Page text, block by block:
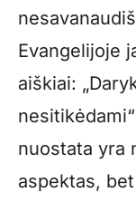
Evangelijoje
aiškiai:
nuostata yra
aspektas,